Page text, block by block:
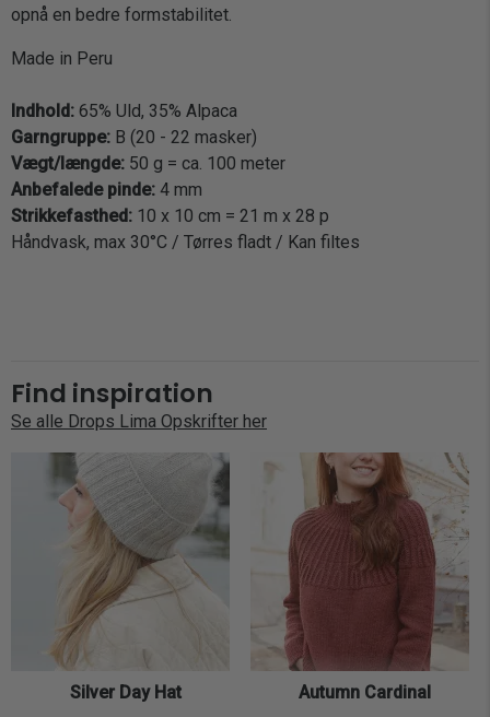
Find inspiration
Se alle Drops Lima Opskrifter her
Silver Day Hat Autumn Cardinal
opnå en bedre formstabilitet.
Made in Peru
Indhold: 65% Uld, 35% Alpaca
Garngruppe: B (20 - 22 masker)
Vægt/længde: 50 g = ca. 100 meter
Anbefalede pinde: 4 mm
Strikkefasthed: 10 x 10 cm = 21 m x 28 p
Håndvask, max 30°C / Tørres fladt / Kan filtes